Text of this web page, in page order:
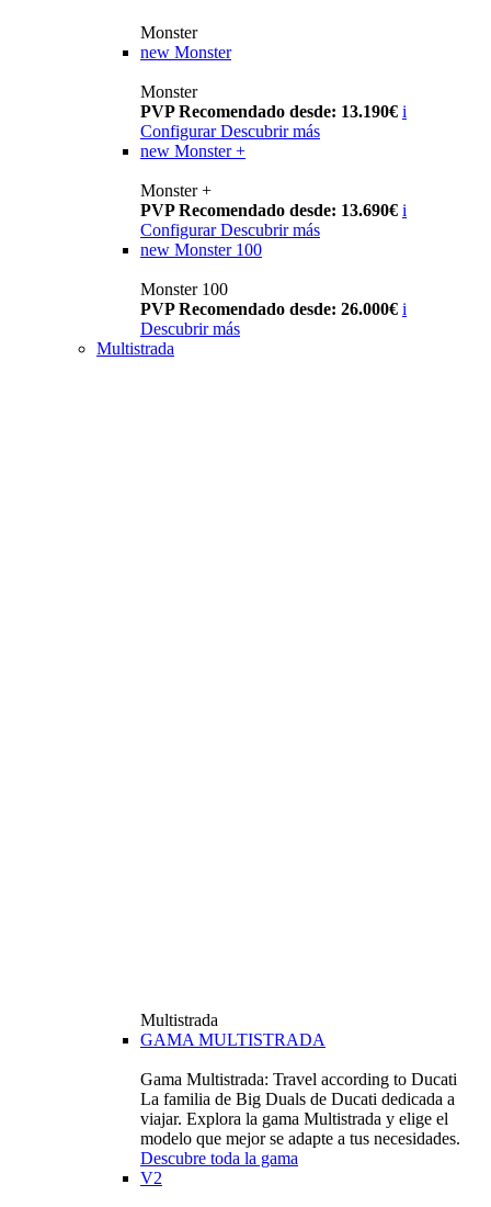
Monster
new Monster
Monster
PVP Recomendado desde: 13.190€ i
Configurar Descubrir más
new Monster +
Monster +
PVP Recomendado desde: 13.690€ i
Configurar Descubrir más
new Monster 100
Monster 100
PVP Recomendado desde: 26.000€ i
Descubrir más
Multistrada
Multistrada
GAMA MULTISTRADA
Gama Multistrada: Travel according to Ducati
La familia de Big Duals de Ducati dedicada a
viajar. Explora la gama Multistrada y elige el
modelo que mejor se adapte a tus necesidades.
Descubre toda la gama
V2